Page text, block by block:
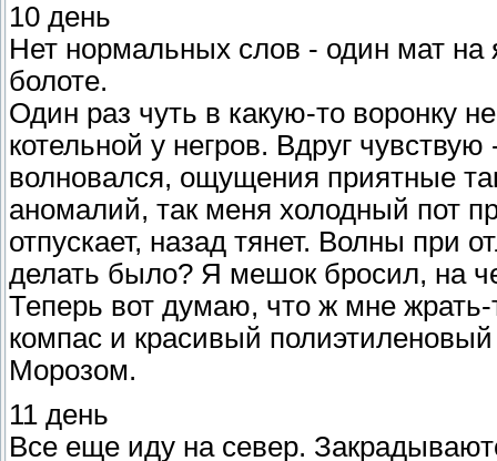
10 день
Нет нормальных слов - один мат на
болоте.
Один раз чуть в какую-то воронку
котельной у негров. Вдруг
волновался, ощущения приятные
аномалий, так меня холодный пот
отпускает, назад тянет. Волны при
делать было? Я мешок бросил, на
Теперь вот думаю, что ж мне
компас и красивый
Морозом.
11 день
Все еще иду на север.